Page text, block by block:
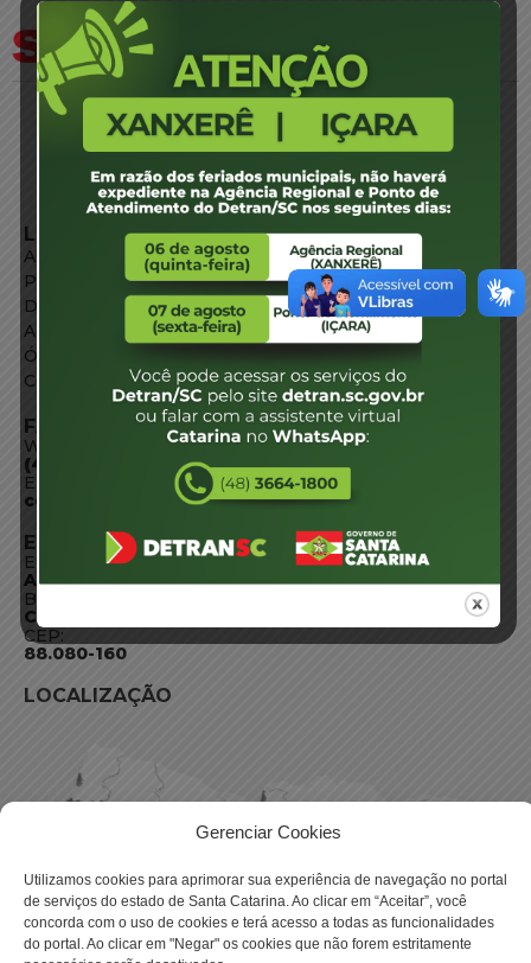
Gerenciar Cookies
Utilizamos cookies para aprimorar sua experiência de navegação no portal
de serviços do estado de Santa Catarina. Ao clicar em “Aceitar”, você
concorda com o uso de cookies e terá acesso a todas as funcionalidades
do portal. Ao clicar em "Negar" os cookies que não forem estritamente
LINKS EXTERNOS
Agência de Notícias
Portal de Serviços
Diário Oficial
Acesso à Informação
Órgãos do Governo
Conheça SC
FALE CONOSCO
WhatsApp:
(48) 3664-1800
E-mail:
centraldeinformacoes@detran.sc.gov.br
ENDEREÇO
Endereço:
Av. Almirante Tamandaré - 480
Bairro:
Coqueiros, Florianópolis SC
CEP:
88.080-160
LOCALIZAÇÃO